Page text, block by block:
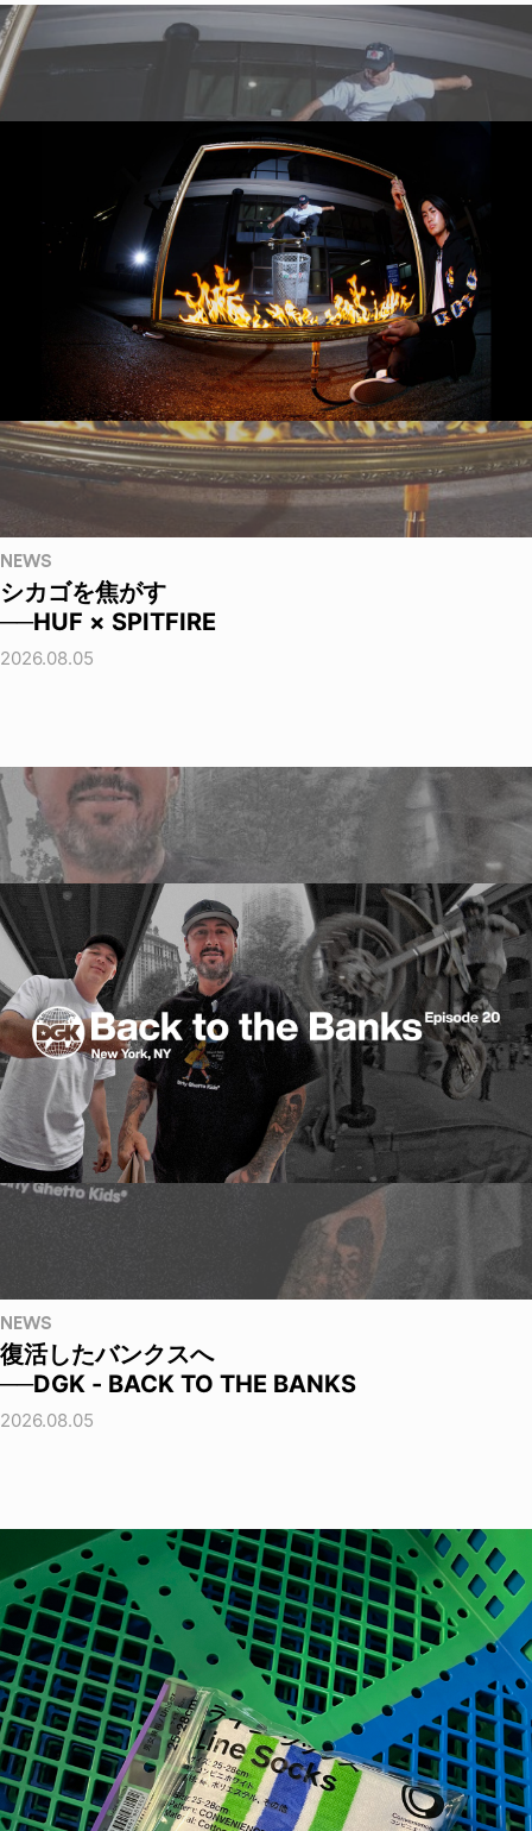
NEWS
シカゴを焦がす
──HUF × SPITFIRE
2026.08.05
NEWS
復活したバンクスへ
──DGK - BACK TO THE BANKS
2026.08.05